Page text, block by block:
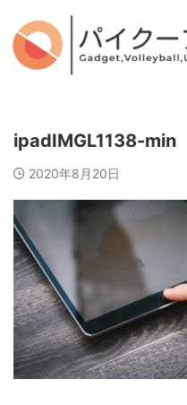
ipadIMGL1138-min
2020年8月20日